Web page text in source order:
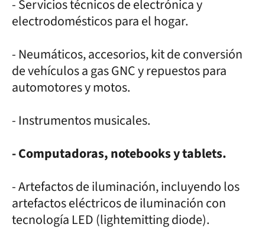
- Servicios técnicos de electrónica y
electrodomésticos para el hogar.
- Neumáticos, accesorios, kit de conversión
de vehículos a gas GNC y repuestos para
automotores y motos.
- Instrumentos musicales.
- Computadoras, notebooks y tablets.
- Artefactos de iluminación, incluyendo los
artefactos eléctricos de iluminación con
tecnología LED (lightemitting diode).